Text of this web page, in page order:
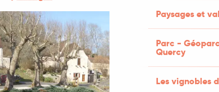
Paysages et
Parc -
Quercy
Les vignobles